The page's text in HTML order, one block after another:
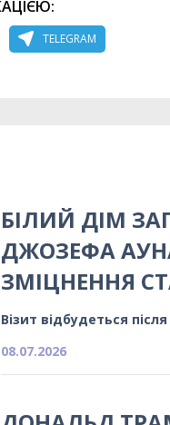
TELEGRAM
БІЛИЙ ДІМ
ДЖОЗЕФА
ЗМІЦНЕННЯ
Візит відбудеться
08.07.2026